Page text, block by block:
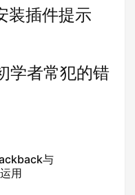
装插件提示
学者常犯的错
与
用